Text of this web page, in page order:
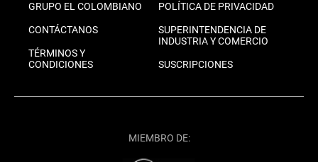
GRUPO EL COLOMBIANO
CONTÁCTANOS
TÉRMINOS Y
CONDICIONES
POLÍTICA DE PRIVACIDAD
SUPERINTENDENCIA DE
INDUSTRIA Y COMERCIO
SUSCRIPCIONES
MIEMBRO DE: